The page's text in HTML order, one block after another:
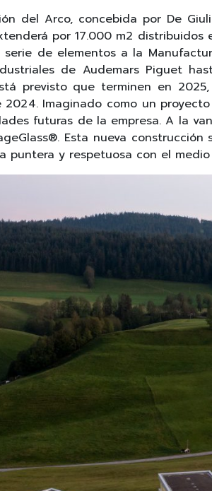
del Arco, concebida por De
por 17.000 m2
de elementos a la
de Audemars Piguet
previsto que terminen en
Imaginado como un
futuras de la empresa. A la
Esta nueva
puntera y respetuosa con el